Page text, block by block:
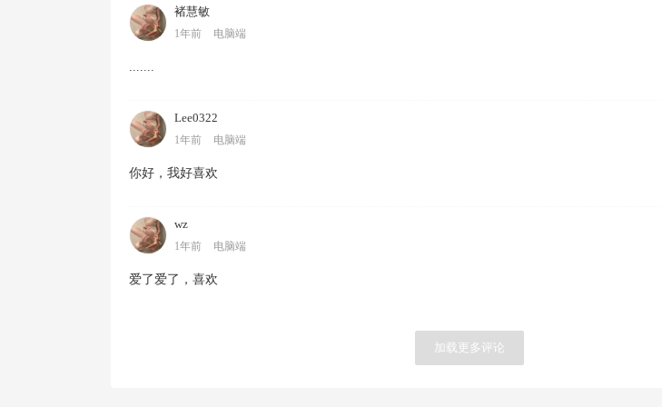
褚慧敏
1年前 电脑端
.......
Lee0322
1年前 电脑端
你好，我好喜欢
wz
1年前 电脑端
爱了爱了，喜欢
加载更多评论